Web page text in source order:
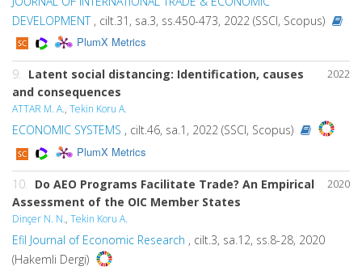
DEVELOPMENT, cilt.31, sa.3, ss.450-473, 2022 (SSCI, Scopus)
PlumX Metrics
2022
9.
Latent social distancing: Identification, causes
and consequences
ATTAR M. A., Tekin Koru A.
ECONOMIC SYSTEMS , cilt.46, sa.1, 2022 (SSCI, Scopus)
PlumX Metrics
2020
10. Do AEO Programs Facilitate Trade? An Empirical
Assessment of the OIC Member States
Dinçer N. N., Tekin Koru A.
Efil Journal of Economic Research , cilt.3, sa.12, ss.8-28, 2020
(Hakemli Dergi)